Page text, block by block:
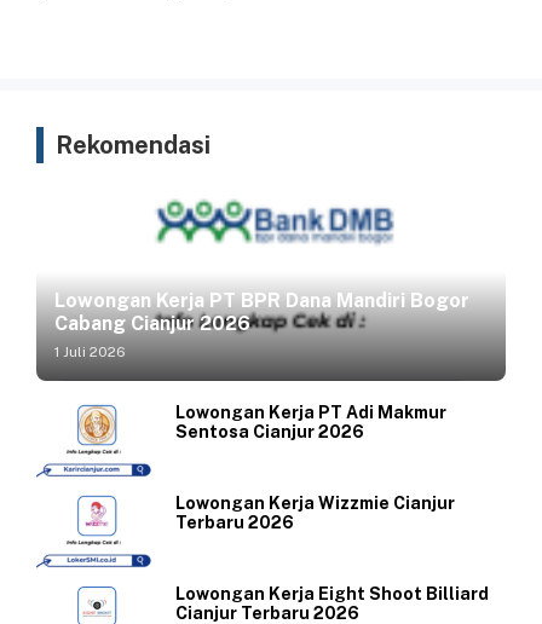
Rekomendasi
Lowongan Kerja PT BPR Dana Mandiri Bogor
Cabang Cianjur 2026
1 Juli 2026
Lowongan Kerja PT Adi Makmur
Sentosa Cianjur 2026
Lowongan Kerja Wizzmie Cianjur
Terbaru 2026
Lowongan Kerja Eight Shoot Billiard
Cianjur Terbaru 2026